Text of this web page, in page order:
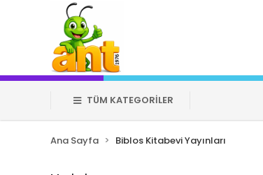
TÜM KATEGORİLER
Ana Sayfa Biblos Kitabevi Yayınları